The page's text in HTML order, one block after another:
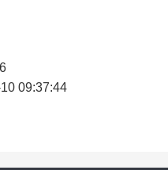
09:37:44